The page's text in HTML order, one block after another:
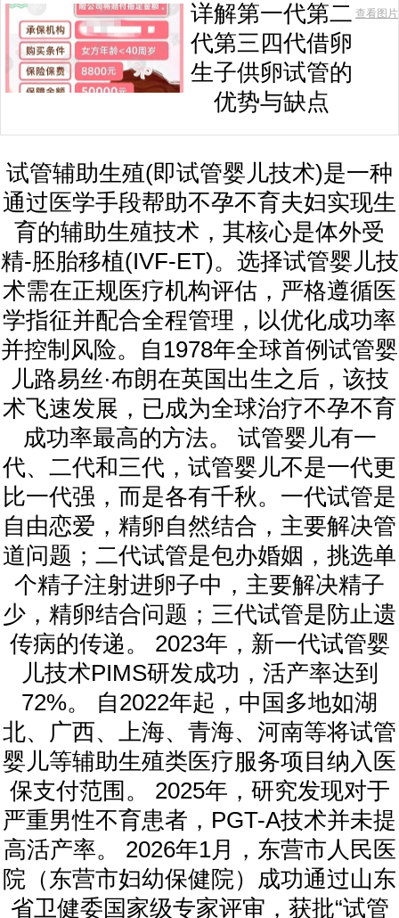
详解第一代第二
代第三四代借卵
生子供卵试管的
优势与缺点
查看图片
试管辅助生殖(即试管婴儿技术)是一种
通过医学手段帮助不孕不育夫妇实现生
育的辅助生殖技术，其核心是体外受
精-胚胎移植(IVF-ET)。选择试管婴儿技
术需在正规医疗机构评估，严格遵循医
学指征并配合全程管理，以优化成功率
并控制风险。自1978年全球首例试管婴
儿路易丝·布朗在英国出生之后，该技
术飞速发展，已成为全球治疗不孕不育
成功率最高的方法。 试管婴儿有一
代、二代和三代，试管婴儿不是一代更
比一代强，而是各有千秋。一代试管是
自由恋爱，精卵自然结合，主要解决管
道问题；二代试管是包办婚姻，挑选单
个精子注射进卵子中，主要解决精子
少，精卵结合问题；三代试管是防止遗
传病的传递。 2023年，新一代试管婴
儿技术PIMS研发成功，活产率达到
72%。 自2022年起，中国多地如湖
北、广西、上海、青海、河南等将试管
婴儿等辅助生殖类医疗服务项目纳入医
保支付范围。 2025年，研究发现对于
严重男性不育患者，PGT-A技术并未提
高活产率。 2026年1月，东营市人民医
院（东营市妇幼保健院）成功通过山东
省卫健委国家级专家评审，获批“试管